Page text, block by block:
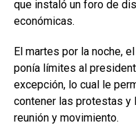
que instaló un foro de
económicas.
El martes por la noche,
ponía límites al
excepción, lo cual le
contener las protestas
reunión y movimiento.